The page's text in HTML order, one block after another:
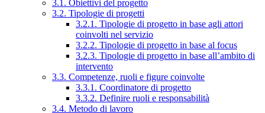
3.1. Obiettivi del progetto
3.2. Tipologie di progetti
3.2.1. Tipologie di progetto in base agli attori
coinvolti nel servizio
3.2.2. Tipologie di progetto in base al focus
3.2.3. Tipologie di progetto in base all’ambito di
intervento
3.3. Competenze, ruoli e figure coinvolte
3.3.1. Coordinatore di progetto
3.3.2. Definire ruoli e responsabilità
3.4. Metodo di lavoro